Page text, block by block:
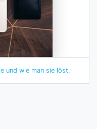
und wie man sie löst.